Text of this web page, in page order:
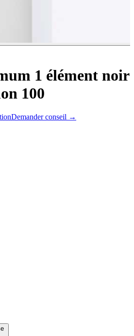
1 élément noir
100
Demander conseil →